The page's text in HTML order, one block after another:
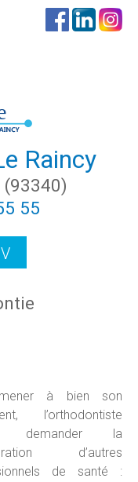
Raincy
(93340)
55
à bien son
l’orthodontiste
demander la
d’autres
de santé :